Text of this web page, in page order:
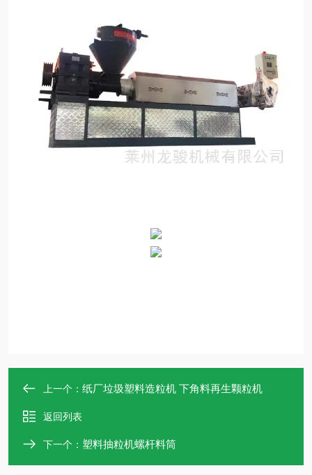
上一个： 纸厂垃圾塑料造粒机 下角料再生颗粒机
返回列表
下一个： 塑料抽粒机螺杆料筒